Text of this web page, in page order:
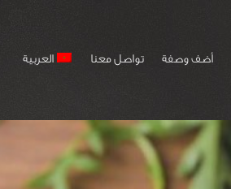
أضف وصفة تواصل معنا العربية